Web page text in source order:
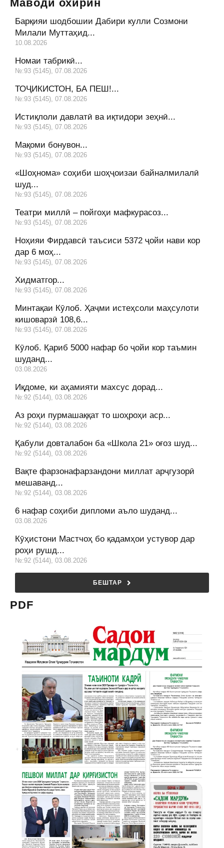
Маводи охирин
Барқияи шодбошии Дабири кулли Созмони
Милали Муттаҳид...
10.08.2026
Номаи табрикӣ...
№:93 (5145), 07.08.2026
ТОҶИКИСТОН, БА ПЕШ!...
№:93 (5145), 07.08.2026
Истиқлоли давлатӣ ва иқтидори зеҳнӣ...
№:93 (5145), 07.08.2026
Мақоми бонувон...
№:93 (5145), 07.08.2026
«Шоҳнома» соҳиби шоҳҷоизаи байналмилалӣ
шуд...
№:93 (5145), 07.08.2026
Театри миллӣ – пойгоҳи мафкурасоз...
№:93 (5145), 07.08.2026
Ноҳияи Фирдавсӣ таъсиси 5372 ҷойи нави кор
дар 6 моҳ...
№:93 (5145), 07.08.2026
Хидматгор...
№:93 (5145), 07.08.2026
Минтақаи Кӯлоб. Ҳаҷми истеҳсоли маҳсулоти
кишоварзӣ 108,6...
№:93 (5145), 07.08.2026
Кӯлоб. Қариб 5000 нафар бо ҷойи кор таъмин
шуданд...
03.08.2026
Иқдоме, ки аҳамияти махсус дорад...
№:92 (5144), 03.08.2026
Аз роҳи пурмашаққат то шоҳроҳи аср...
№:92 (5144), 03.08.2026
Қабули довталабон ба «Школа 21» оғоз шуд...
№:92 (5144), 03.08.2026
Вақте фарзонафарзандони миллат арҷгузорӣ
мешаванд...
№:92 (5144), 03.08.2026
6 нафар соҳиби дипломи аъло шуданд...
03.08.2026
Кӯҳистони Мастчоҳ бо қадамҳои устувор дар
роҳи рушд...
№:92 (5144), 03.08.2026
БЕШТАР
PDF